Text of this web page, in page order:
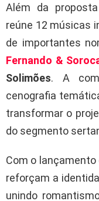
Além da
reúne 12 músicas
de importantes
Fernando &
Solimões. A
cenografia
transformar o
do segmento
Com o lançamento
reforçam a
unindo